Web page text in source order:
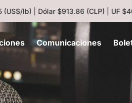
lb) | Dólar $913.86 (CLP) | UF
Comunicaciones